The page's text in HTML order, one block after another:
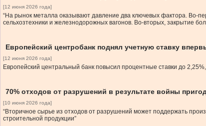
[12 июня 2026 года]
“На рынок металла оказывают давление два ключевых фактора. Во-
сельхозтехники и железнодорожных вагонов. Во-вторых, закрытие
Европейский центробанк поднял учетную ставку
[12 июня 2026 года]
Европейский центральный банк повысил процентные ставки до
70% отходов от разрушений в результате войны
[10 июня 2026 года]
“Вторичное сырье из отходов от разрушений может поддержать
строительной продукции”